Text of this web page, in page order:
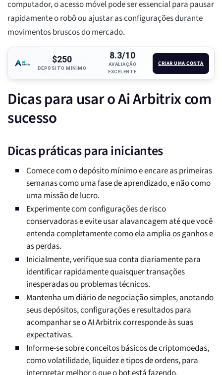
computador, o acesso móvel pode ser essencial para pausar
rapidamente o robô ou ajustar as configurações durante
movimentos bruscos do mercado.
$250
DEPÓSITO MÍNIMO
8.3/10
AVALIAÇÃO
EXCELENTE
CRIAR UMA CONTA
Dicas para usar o Ai Arbitrix com
sucesso
Dicas práticas para iniciantes
Comece com o depósito mínimo e encare as primeiras
semanas como uma fase de aprendizado, e não como
uma missão de lucro.
Experimente com configurações de risco
conservadoras e evite usar alavancagem até que você
entenda completamente como ela amplia os ganhos e
as perdas.
Inicialmente, verifique sua conta diariamente para
identificar rapidamente quaisquer transações
inesperadas ou problemas técnicos.
Mantenha um diário de negociação simples, anotando
seus depósitos, configurações e resultados para
acompanhar se o AI Arbitrix corresponde às suas
expectativas.
Informe-se sobre conceitos básicos de criptomoedas,
como volatilidade, liquidez e tipos de ordens, para